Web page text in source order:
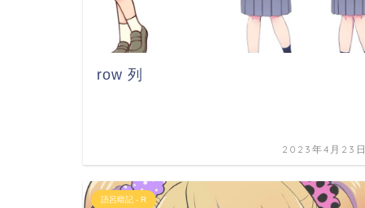
row 列
2023年4月23日
語呂暗記 - R